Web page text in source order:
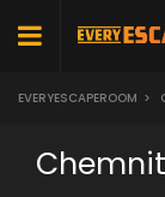
EVERYESCAPEROOM >